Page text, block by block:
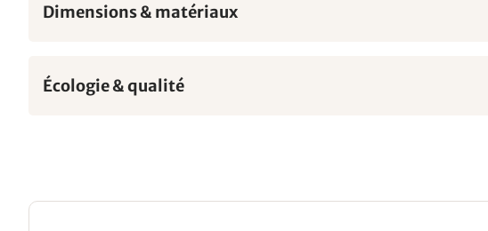
Dimensions & matériaux
Écologie & qualité